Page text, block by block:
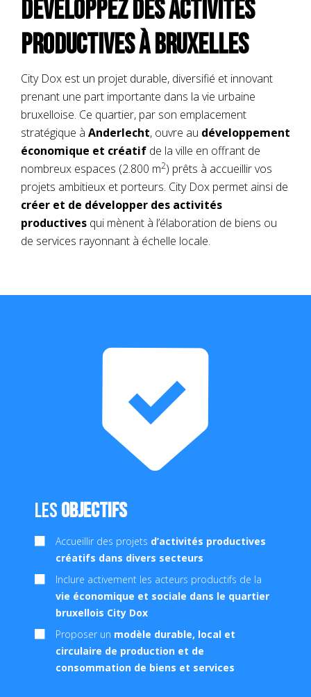
Développez des activités
productives à Bruxelles
City Dox est un projet durable, diversifié et innovant
prenant une part importante dans la vie urbaine
bruxelloise. Ce quartier, par son emplacement
stratégique à Anderlecht, ouvre au développement
économique et créatif de la ville en offrant de
nombreux espaces (2.800 m2) prêts à accueillir vos
projets ambitieux et porteurs. City Dox permet ainsi de
créer et de développer des activités
productives qui mènent à l’élaboration de biens ou
de services rayonnant à échelle locale.
Lesobjectifs
Accueillir des projets d’activités productives
créatifs dans divers secteurs
Inclure activement les acteurs productifs de la
vie économique et sociale dans le quartier
bruxellois City Dox
Proposer un modèle durable, local et
circulaire de production et de
consommation de biens et services